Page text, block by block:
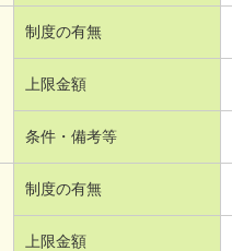
制度の有無
上限金額
条件・備考等
制度の有無
上限金額